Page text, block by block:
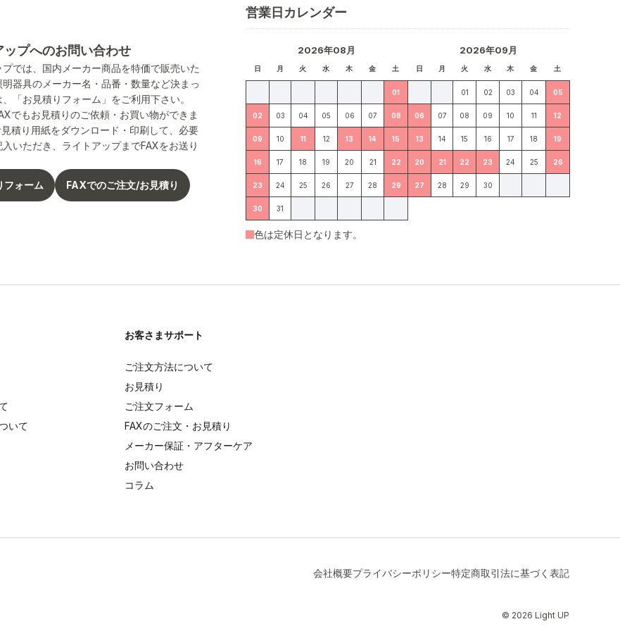
ップへのお問い合わせ
プでは、国内メーカー商品を特価で販売いた
明器具のメーカー名・品番・数量など決まっ
「お見積りフォーム」をご利用下さい。
でもお見積りのご依頼・お買い物ができま
積り用紙をダウンロード・印刷して、必要
いただき、ライトアップまでFAXをお送り
フォーム
FAXでのご注文/お見積り
営業日カレンダー
2026年08月
日 月 火 水 木 金 土
01
02 03 04 05 06 07 08
09 10 11 12 13 14 15
16 17 18 19 20 21 22
23 24 25 26 27 28 29
30 31
2026年09月
日 月 火 水 木 金 土
01 02 03 04 05
06 07 08 09 10 11 12
13 14 15 16 17 18 19
20 21 22 23 24 25 26
27 28 29 30
色は定休日となります。
いて
お客さまサポート
ご注文方法について
お見積り
ご注文フォーム
FAXのご注文・お見積り
メーカー保証・アフターケア
お問い合わせ
コラム
会社概要プライバシーポリシー特定商取引法に基づく表記
© 2026 Light UP